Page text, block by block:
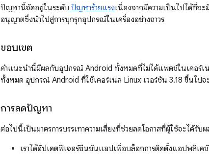
ปัญหานี้จัดอยู่ในระดับ ปัญหาร้ายแรงเนื่องจากมีความเป็นไปได้ที่จะ
อนุญาตซึ่งนำไปสู่การบุกรุกอุปกรณ์ในเครื่องอย่างถาวร
ขอบเขต
คําแนะนํานี้มีผลกับอุปกรณ์ Android ทั้งหมดที่ไม่ได้แพตช์ในเคอร์เ
ทั้งหมด อุปกรณ์ Android ที่ใช้เคอร์เนล Linux เวอร์ชัน 3.18 ขึ้นไปจ
การลดปัญหา
ต่อไปนี้เป็นมาตรการบรรเทาความเสี่ยงที่ช่วยลดโอกาสที่ผู้ใช้จะได้รั
เราได้อัปเดตฟีเจอร์ยืนยันแอปเพื่อบล็อกการติดตั้งแอปพลิเค